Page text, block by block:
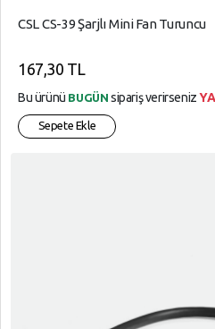
CSL CS-39 Şarjlı Mini Fan Turuncu
167,30 TL
Bu ürünü BUGÜN sipariş verirseniz
Sepete Ekle